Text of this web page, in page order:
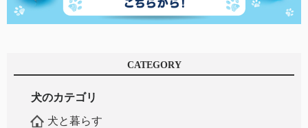
CATEGORY
犬のカテゴリ
犬と暮らす